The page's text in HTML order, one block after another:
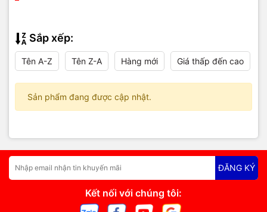
Sắp xếp:
Tên A-Z Tên Z-A Hàng mới Giá thấp đến cao
Sản phẩm đang được cập nhật.
ĐĂNG KÝ
Kết nối với chúng tôi: